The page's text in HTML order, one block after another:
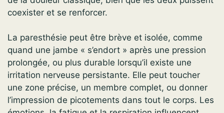
coexister et se renforcer.
La paresthésie peut être brève et isolée, comme
quand une jambe « s’endort » après une pression
prolongée, ou plus durable lorsqu’il existe une
irritation nerveuse persistante. Elle peut toucher
une zone précise, un membre complet, ou donner
l’impression de picotements dans tout le corps. Les